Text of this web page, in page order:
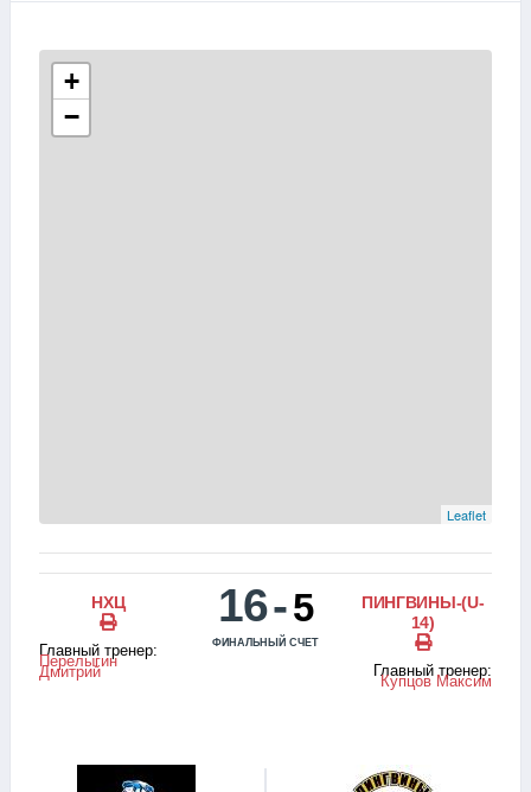
+
−
Leaflet
НХЦ
Главный тренер:
Перелыгин
Дмитрий
16-5
ФИНАЛЬНЫЙ СЧЕТ
ПИНГВИНЫ-(U-
14)
Главный тренер:
Купцов Максим